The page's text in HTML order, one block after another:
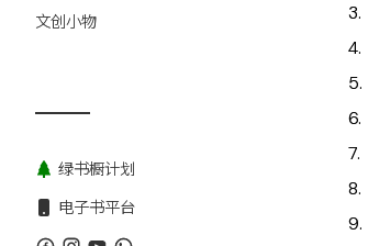
文创小物
绿书橱计划
电子书平台
3.
4.
5.
6.
7.
8.
9.